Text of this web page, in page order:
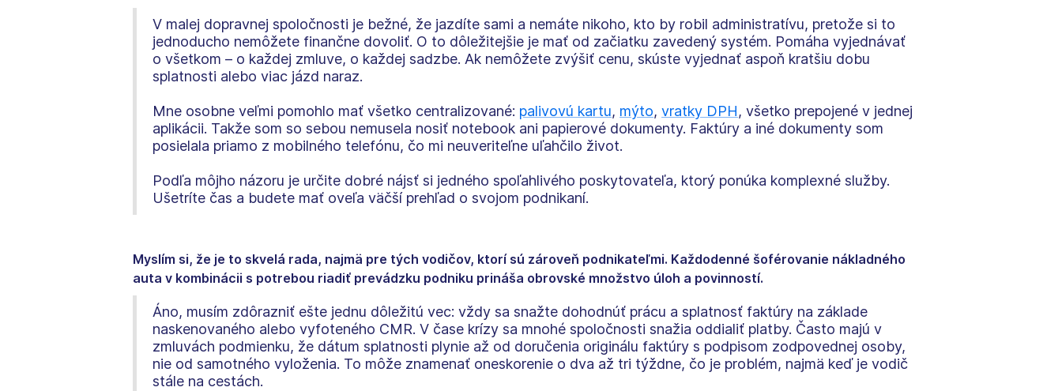
V malej dopravnej spoločnosti je bežné, že jazdíte sami a nemáte nikoho, kto by robil administratívu, pretože si to
jednoducho nemôžete finančne dovoliť. O to dôležitejšie je mať od začiatku zavedený systém. Pomáha vyjednávať
o všetkom – o každej zmluve, o každej sadzbe. Ak nemôžete zvýšiť cenu, skúste vyjednať aspoň kratšiu dobu
splatnosti alebo viac jázd naraz.
Mne osobne veľmi pomohlo mať všetko centralizované: palivovú kartu, mýto, vratky DPH, všetko prepojené v jednej
aplikácii. Takže som so sebou nemusela nosiť notebook ani papierové dokumenty. Faktúry a iné dokumenty som
posielala priamo z mobilného telefónu, čo mi neuveriteľne uľahčilo život.
Podľa môjho názoru je určite dobré nájsť si jedného spoľahlivého poskytovateľa, ktorý ponúka komplexné služby.
Ušetríte čas a budete mať oveľa väčší prehľad o svojom podnikaní.
Myslím si, že je to skvelá rada, najmä pre tých vodičov, ktorí sú zároveň podnikateľmi. Každodenné šoférovanie nákladného
auta v kombinácii s potrebou riadiť prevádzku podniku prináša obrovské množstvo úloh a povinností.
Áno, musím zdôrazniť ešte jednu dôležitú vec: vždy sa snažte dohodnúť prácu a splatnosť faktúry na základe
naskenovaného alebo vyfoteného CMR. V čase krízy sa mnohé spoločnosti snažia oddialiť platby. Často majú v
zmluvách podmienku, že dátum splatnosti plynie až od doručenia originálu faktúry s podpisom zodpovednej osoby,
nie od samotného vyloženia. To môže znamenať oneskorenie o dva až tri týždne, čo je problém, najmä keď je vodič
stále na cestách.